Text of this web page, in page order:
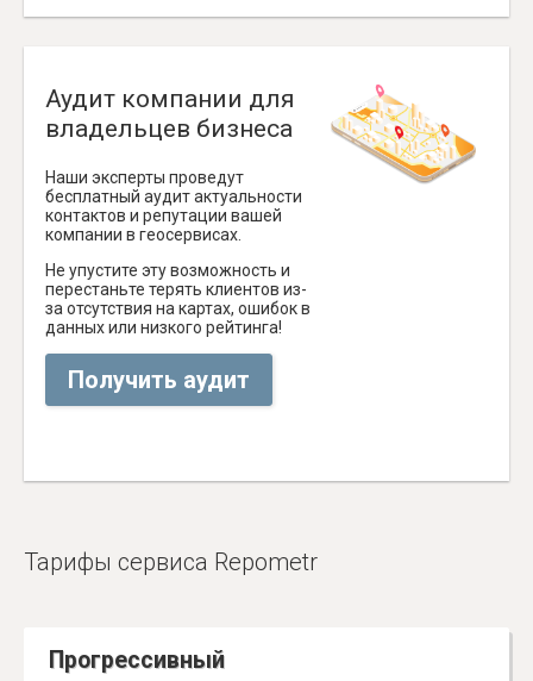
Аудит компании для
владельцев бизнеса
Наши эксперты проведут
бесплатный аудит актуальности
контактов и репутации вашей
компании в геосервисах.
Не упустите эту возможность и
перестаньте терять клиентов из-
за отсутствия на картах, ошибок в
данных или низкого рейтинга!
Получить аудит
Тарифы сервиса Repometr
Прогрессивный